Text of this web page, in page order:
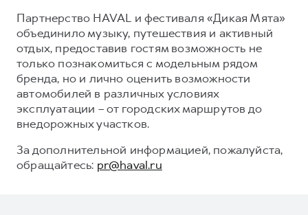
Партнерство HAVAL и фестиваля «Дикая Мята»
объединило музыку, путешествия и активный
отдых, предоставив гостям возможность не
только познакомиться с модельным рядом
бренда, но и лично оценить возможности
автомобилей в различных условиях
эксплуатации – от городских маршрутов до
внедорожных участков.
За дополнительной информацией, пожалуйста,
обращайтесь: pr@haval.ru